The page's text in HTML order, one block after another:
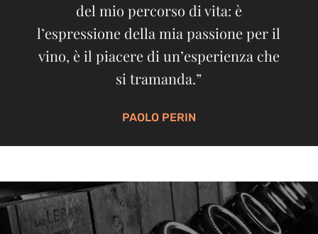
del mio percorso di vita: è
l’espressione della mia passione per il
vino, è il piacere di un’esperienza che
si tramanda.”
PAOLO PERIN